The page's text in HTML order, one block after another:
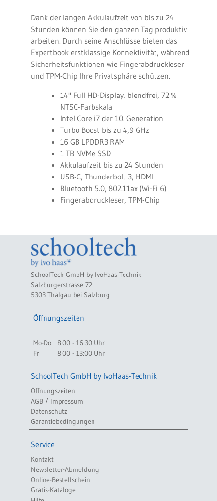
Dank der langen Akkulaufzeit von bis zu 24
Stunden können Sie den ganzen Tag produktiv
arbeiten. Durch seine Anschlüsse bieten das
Expertbook erstklassige Konnektivität, während
Sicherheitsfunktionen wie Fingerabdruckleser
und TPM-Chip Ihre Privatsphäre schützen.
14" Full HD-Display, blendfrei, 72 %
NTSC-Farbskala
Intel Core i7 der 10. Generation
Turbo Boost bis zu 4,9 GHz
16 GB LPDDR3 RAM
1 TB NVMe SSD
Akkulaufzeit bis zu 24 Stunden
USB-C, Thunderbolt 3, HDMI
Bluetooth 5.0, 802.11ax (Wi-Fi 6)
Fingerabdruckleser, TPM-Chip
SchoolTech GmbH by IvoHaas-Technik
Salzburgerstrasse 72
5303 Thalgau bei Salzburg
Öffnungszeiten
Mo-Do
8:00 - 16:30 Uhr
Fr
8:00 - 13:00 Uhr
SchoolTech GmbH by IvoHaas-Technik
Öffnungszeiten
AGB / Impressum
Datenschutz
Garantiebedingungen
Service
Kontakt
Newsletter-Abmeldung
Online-Bestellschein
Gratis-Kataloge